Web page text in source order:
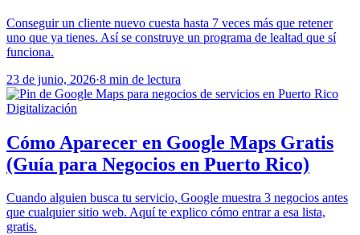
Conseguir un cliente nuevo cuesta hasta 7 veces más que retener
uno que ya tienes. Así se construye un programa de lealtad que sí
funciona.
23 de junio, 2026·8 min de lectura
Digitalización
Cómo Aparecer en Google Maps Gratis
(Guía para Negocios en Puerto Rico)
Cuando alguien busca tu servicio, Google muestra 3 negocios antes
que cualquier sitio web. Aquí te explico cómo entrar a esa lista,
gratis.